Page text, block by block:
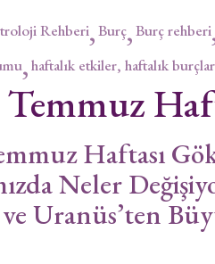
Rehberi Burç Burç rehberi
haftalık etkiler, haftalık burçlar
Temmuz
Haftası
Neler
Uranüs’ten